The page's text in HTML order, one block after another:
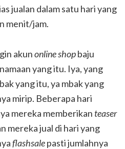
jualan dalam satu hari yang
menit/jam.
akunonline shopbaju
yang itu. Iya, yang
yang itu, ya mbak yang
mirip. Beberapa hari
mereka memberikan teaser
mereka jual di hari yang
flashsalepasti jumlahnya